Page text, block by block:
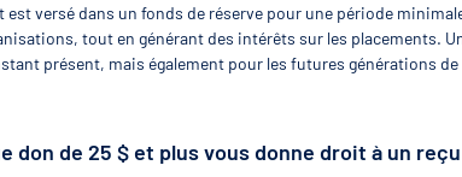
et
est versé dans un fonds de réserve pour une période
tout en générant des intérêts sur les placements.
présent, mais également pour les futures générations
don de 25 $ et plus vous donne droit à un